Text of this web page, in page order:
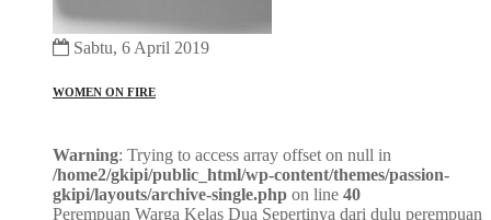
Sabtu, 6 April 2019
WOMEN ON FIRE
Warning: Trying to access array offset on null in
/home2/gkipi/public_html/wp-content/themes/passion-
gkipi/layouts/archive-single.php on line 40
Perempuan Warga Kelas Dua Sepertinya dari dulu perempuan